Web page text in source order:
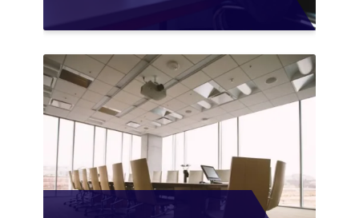
TRANSMISIÓN DE
PYMES ESPAÑOLAS